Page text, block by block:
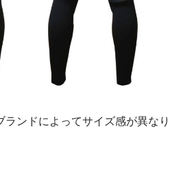
ランドによってサイズ感が異なり